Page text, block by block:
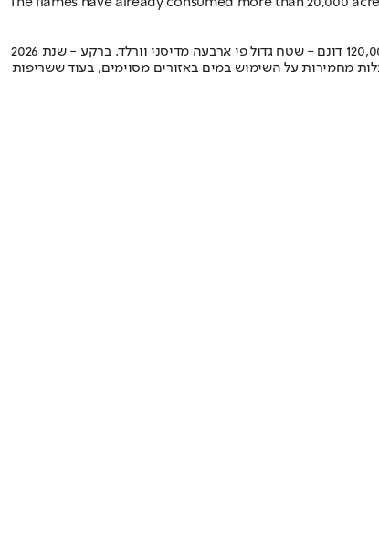
השריפה הנוכחית מגיע בהמשך לגל שריפות מתמשך וארוך בימים האחרונים שהיכה מהגבול עם ג'ורג'יה בצפון ועד האברגליידס בדרום, גל שכילה יותר מ-120,000 דונם - שטח גדול פי ארבעה מדיסני וורלד. ברקע - שנת 2026
פרצו מתחילת השנה. הבצורת גרמה להטלת הגבלות מחמירות על השימוש במים באזורים מסוימים, בעוד ששריפות